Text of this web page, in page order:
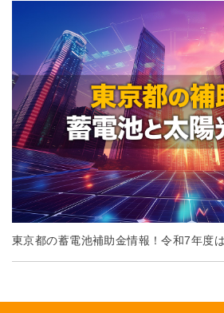
東京都の蓄電池補助金情報！令和7年度